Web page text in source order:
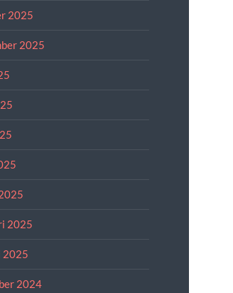
2025
2025
2025
2025
2024